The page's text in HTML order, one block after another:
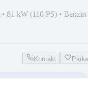
• 81 kW (110 PS) • Benzin
Kontakt